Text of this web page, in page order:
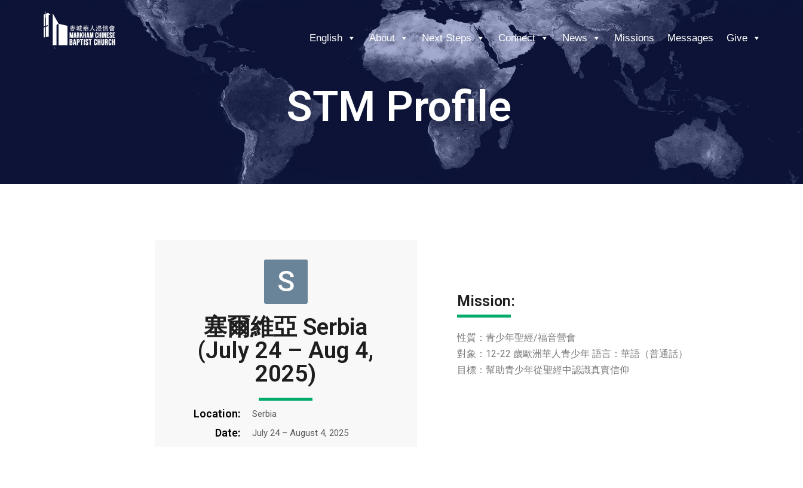
English About Next Steps Connect News Missions Messages Give
STM Profile
S
塞爾維亞 Serbia
(July 24 – Aug 4,
2025)
Location: Serbia
Date: July 24 – August 4, 2025
Mission:
性質：青少年聖經/福音營會
對象：12-22 歲歐洲華人青少年 語言：華語（普通話）
目標：幫助青少年從聖經中認識真實信仰